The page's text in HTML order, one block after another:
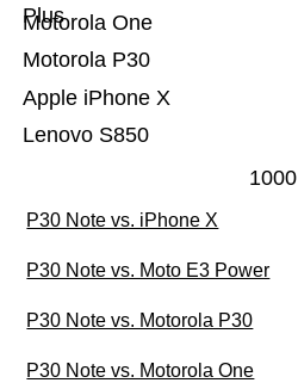
Lenovo S850
Apple iPhone X
Motorola P30
Motorola One
Plus
1000
P30 Note vs. iPhone X
P30 Note vs. Moto E3 Power
P30 Note vs. Motorola P30
P30 Note vs. Motorola One